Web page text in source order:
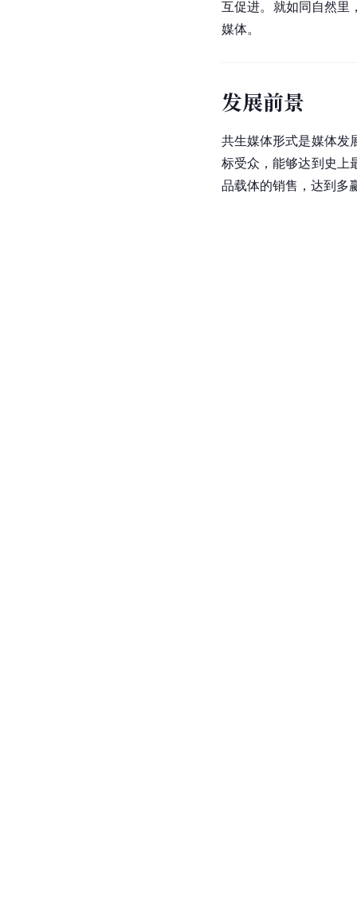
互促进。就如同自然里
媒体。
发展前景
共生媒体形式是媒体发
标受众，能够达到史上
品载体的销售，达到多